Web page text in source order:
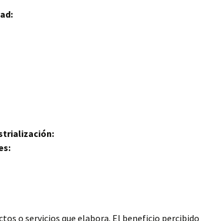
o servicios que elabora. El beneficio percibido